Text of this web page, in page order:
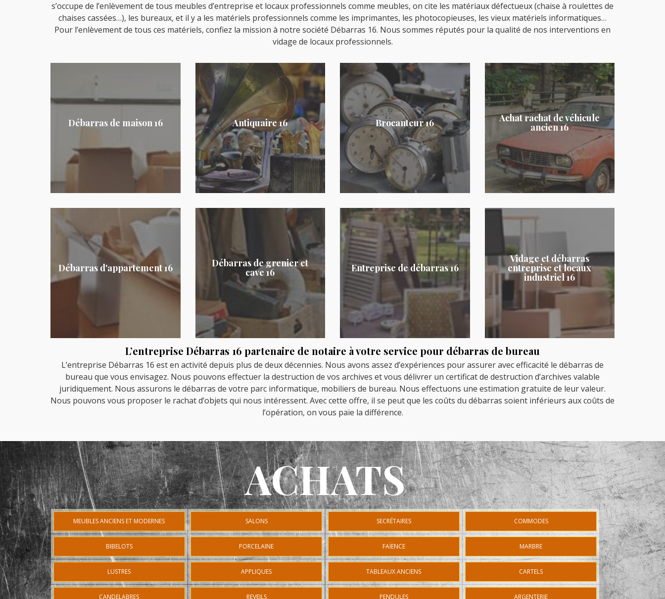
s’occupe de l’enlèvement de tous meubles d’entreprise et locaux professionnels comme meubles, on cite les matériaux défectueux (chaise à roulettes de
chaises cassées…), les bureaux, et il y a les matériels professionnels comme les imprimantes, les photocopieuses, les vieux matériels informatiques…
Pour l’enlèvement de tous ces matériels, confiez la mission à notre société Débarras 16. Nous sommes réputés pour la qualité de nos interventions en
vidage de locaux professionnels.
Débarras de maison 16 Antiquaire 16 Brocanteur 16 Achat rachat de véhicule
ancien 16
Débarras d'appartement 16 Débarras de grenier et
cave 16 Entreprise de débarras 16
Vidage et débarras
entreprise et locaux
industriel 16
L’entreprise Débarras 16 partenaire de notaire à votre service pour débarras de bureau
L’entreprise Débarras 16 est en activité depuis plus de deux décennies. Nous avons assez d’expériences pour assurer avec efficacité le débarras de
bureau que vous envisagez. Nous pouvons effectuer la destruction de vos archives et vous délivrer un certificat de destruction d’archives valable
juridiquement. Nous assurons le débarras de votre parc informatique, mobiliers de bureau. Nous effectuons une estimation gratuite de leur valeur.
Nous pouvons vous proposer le rachat d’objets qui nous intéressent. Avec cette offre, il se peut que les coûts du débarras soient inférieurs aux coûts de
l’opération, on vous paie la différence.
ACHATS
MEUBLES ANCIENS ET MODERNES SALONS SECRÉTAIRES COMMODES
BIBELOTS PORCELAINE FAÏENCE MARBRE
LUSTRES APPLIQUES TABLEAUX ANCIENS CARTELS
CANDELABRES REVEILS PENDULES ARGENTERIE